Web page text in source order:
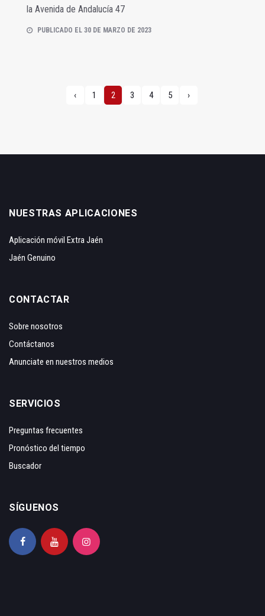
la Avenida de Andalucía 47
PUBLICADO EL 30 DE MARZO DE 2023
‹ 1 2 3 4 5 ›
NUESTRAS APLICACIONES
Aplicación móvil Extra Jaén
Jaén Genuino
CONTACTAR
Sobre nosotros
Contáctanos
Anunciate en nuestros medios
SERVICIOS
Preguntas frecuentes
Pronóstico del tiempo
Buscador
SÍGUENOS